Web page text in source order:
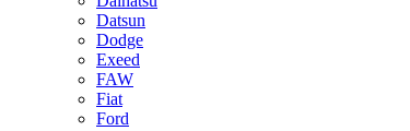
Datsun
Dodge
Exeed
FAW
Fiat
Ford